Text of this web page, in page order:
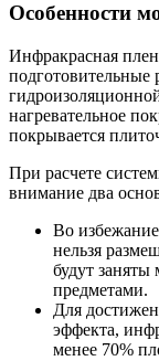
Особенности
Инфракрасная
подготовительные
нагревательное
покрывается
При расчете
внимание два
Во
нельзя
будут
предметами.
Для
эффекта,
менее 70%